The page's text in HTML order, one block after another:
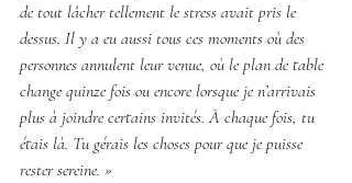
de tout lâcher tellement le stress avait pris le
dessus. Il y a eu aussi tous ces moments où des
personnes annulent leur venue, où le plan de table
change quinze fois ou encore lorsque je n’arrivais
plus à joindre certains invités. À chaque fois, tu
étais là. Tu gérais les choses pour que je puisse
rester sereine. »